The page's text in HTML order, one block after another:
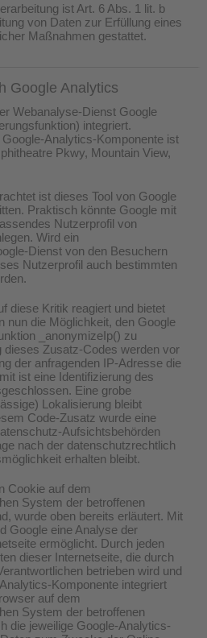
ist Art. 6 Abs. 1 lit. b
von Daten zur Erfüllung eines
Maßnahmen gestattet.
Google Analytics
Webanalyse-Dienst Google
integriert.
Analytics-Komponente ist
Pkwy, Mountain View,
ist dieses Tool von Google
Praktisch könnte Google mit
Nutzerprofil von
Wird ein
Dienst von den Besuchern
Nutzerprofil auch bestimmten
diese Kritik reagiert und bietet
nun die Möglichkeit, den Google
_anonymizeIp() zu
dieses Zusatz-Codes werden vor
der anfragenden IP-Adresse die
ist eine Identifizierung des
Eine grobe
Lokalisierung bleibt
Code-Zusatz wurde eine
Aufsichtsbehörden
nach der datenschutzrechtlich
erhalten bleibt.
Cookie auf dem
System der betroffenen
wurde oben bereits erläutert. Mit
Google eine Analyse der
ermöglicht. Durch jeden
dieser Internetseite, die durch
betrieben wird und
Komponente integriert
auf dem
System der betroffenen
die jeweilige Google-Analytics-